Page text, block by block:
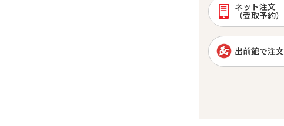
ネット注文
（受取予約）
出前館で注文